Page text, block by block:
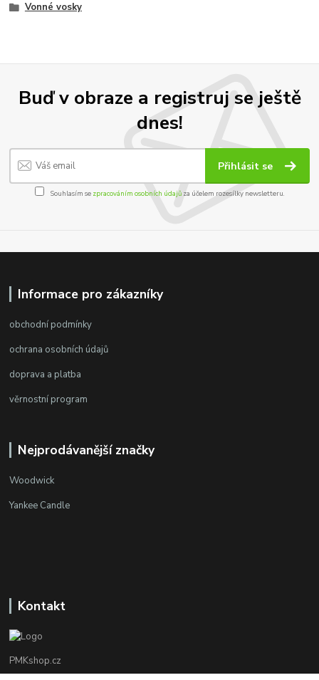
Vonné vosky
Buď v obraze a registruj se ještě
dnes!
Přihlásit se
Souhlasím se zpracováním osobních údajůza účelem rozesílky newsletteru.
Informace pro zákazníky
obchodní podmínky
ochrana osobních údajů
doprava a platba
věrnostní program
Nejprodávanější značky
Woodwick
Yankee Candle
Kontakt
PMKshop.cz